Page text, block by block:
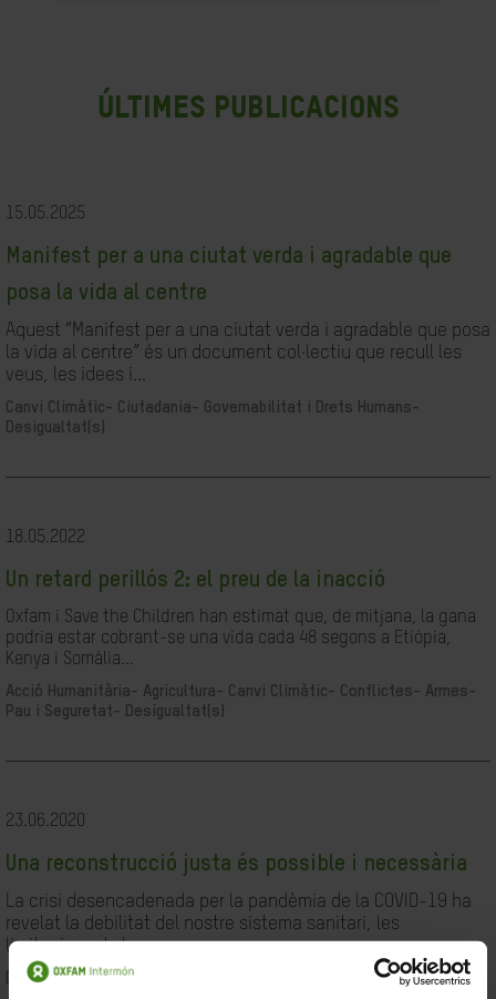
últimes publicacions
15.05.2025
Manifest per a una ciutat verda i agradable que
posa la vida al centre
Aquest “Manifest per a una ciutat verda i agradable que posa
la vida al centre” és un document col·lectiu que recull les
veus, les idees i...
Canvi Climàtic-
Ciutadania- Governabilitat i Drets Humans-
Desigualtat(s)
18.05.2022
Un retard perillós 2: el preu de la inacció
Oxfam i Save the Children han estimat que, de mitjana, la gana
podria estar cobrant-se una vida cada 48 segons a Etiòpia,
Kenya i Somàlia...
Acció Humanitària- Agricultura- Canvi Climàtic-
Conflictes- Armes-
Pau i Seguretat-
Desigualtat(s)
23.06.2020
Una reconstrucció justa és possible i necessària
La crisi desencadenada per la pandèmia de la COVID-19 ha
revelat la debilitat del nostre sistema sanitari, les
limitacions de les...
Desigualtat(s)